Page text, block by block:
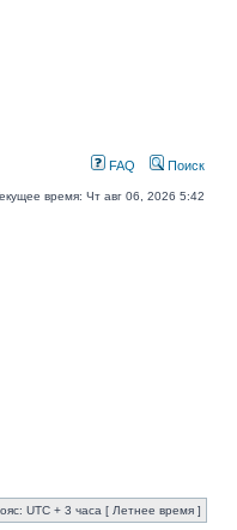
FAQ Поиск
время: Чт авг 06, 2026 5:42
UTC + 3 часа [ Летнее время ]